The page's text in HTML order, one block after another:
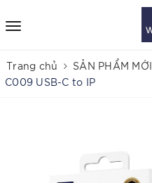
Trang chủ SẢN PHẨM MỚI
C009 USB-C to IP